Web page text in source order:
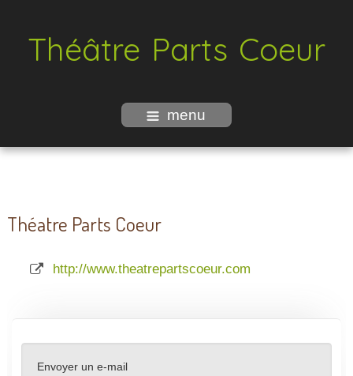
Théâtre Parts Coeur
menu
Théatre Parts Coeur
http://www.theatrepartscoeur.com
Envoyer un e-mail